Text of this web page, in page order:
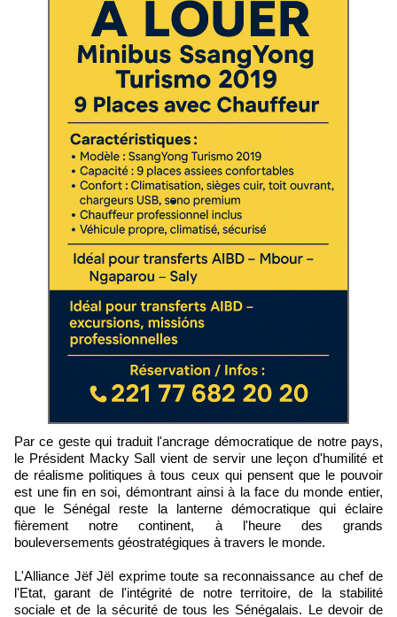
Par ce geste qui traduit l'ancrage démocratique de notre pays,
le Président Macky Sall vient de servir une leçon d'humilité et
de réalisme politiques à tous ceux qui pensent que le pouvoir
est une fin en soi, démontrant ainsi à la face du monde entier,
que le Sénégal reste la lanterne démocratique qui éclaire
fièrement notre continent, à l'heure des grands
bouleversements géostratégiques à travers le monde.
L'Alliance Jëf Jël exprime toute sa reconnaissance au chef de
l'Etat, garant de l'intégrité de notre territoire, de la stabilité
sociale et de la sécurité de tous les Sénégalais. Le devoir de